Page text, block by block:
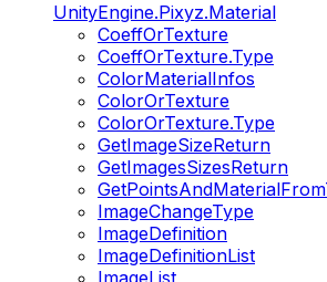
UnityEngine.Pixyz.Material
CoeffOrTexture
CoeffOrTexture.Type
ColorMaterialInfos
ColorOrTexture
ColorOrTexture.Type
GetImageSizeReturn
GetImagesSizesReturn
ImageChangeType
ImageDefinition
ImageDefinitionList
ImageList